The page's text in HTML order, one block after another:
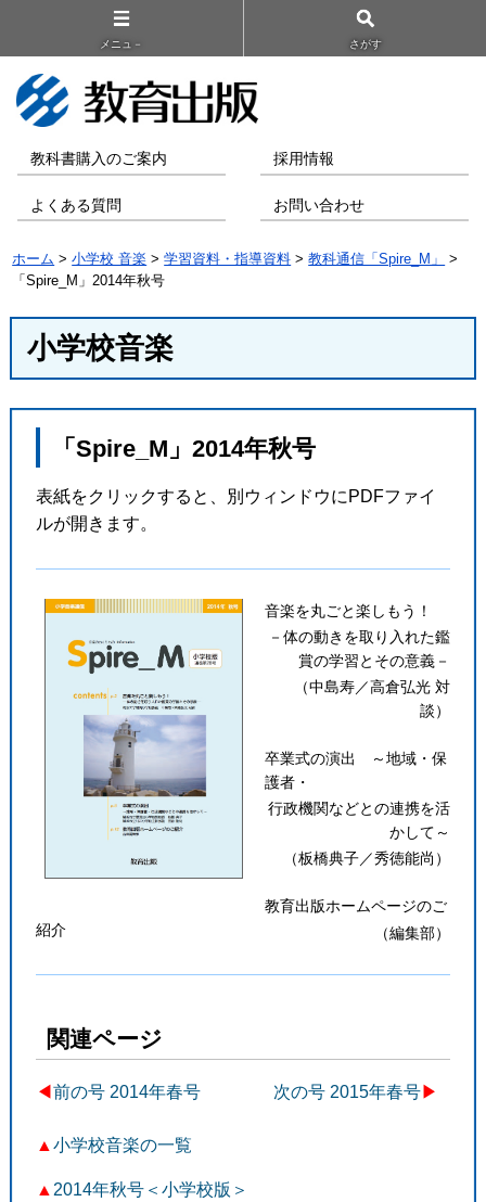
メニュ－ さがす
教科書購入のご案内 採用情報
よくある質問 お問い合わせ
ホーム >小学校 音楽 >学習資料・指導資料 >教科通信「Spire_M」
>
「Spire_M」2014年秋号
小学校音楽
「Spire_M」2014年秋号
表紙をクリックすると、別ウィンドウにPDFファイ
ルが開きます。
音楽を丸ごと楽しもう！
－体の動きを取り入れた鑑
賞の学習とその意義－
（中島寿／高倉弘光 対
談）
卒業式の演出 ～地域・保
護者・
行政機関などとの連携を活
かして～
（板橋典子／秀徳能尚）
教育出版ホームページのご
紹介
（編集部）
関連ページ
◀︎前の号 2014年春号 次の号 2015年春号▶
▲ 小学校音楽の一覧
▲ 2014年秋号＜小学校版＞